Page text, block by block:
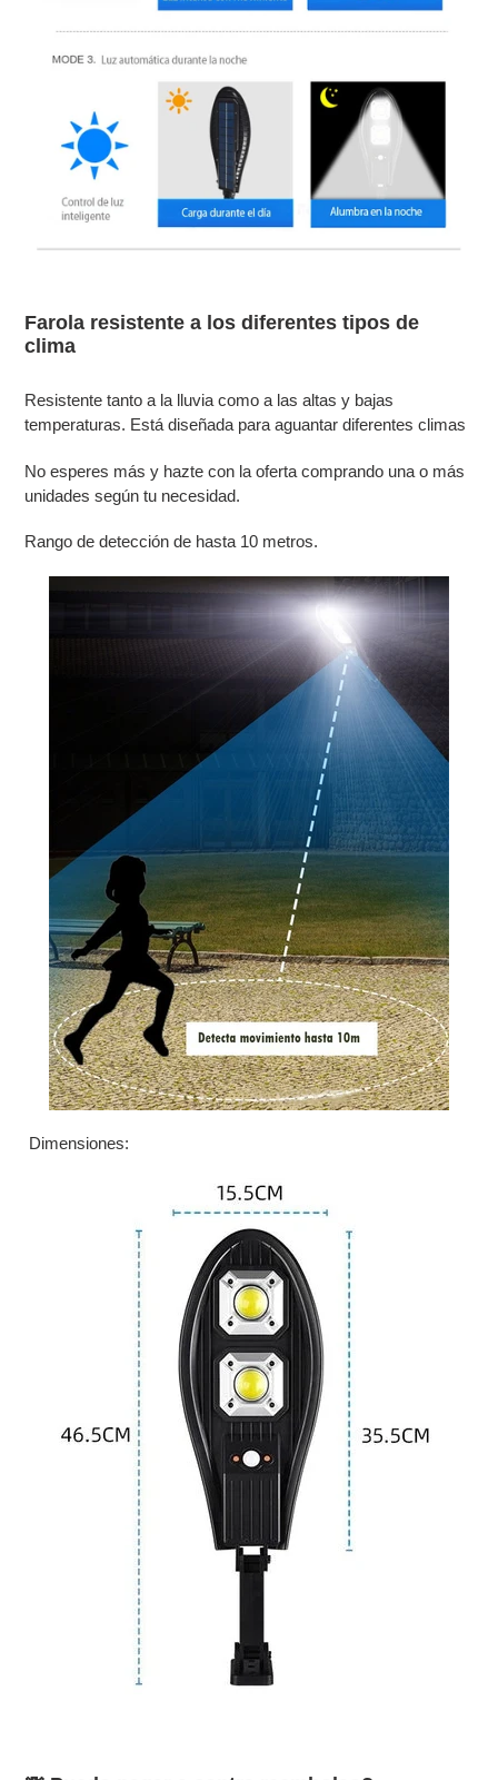
Farola resistente a los diferentes tipos de
clima
Resistente tanto a la lluvia como a las altas y bajas
temperaturas. Está diseñada para aguantar diferentes climas
No esperes más y hazte con la oferta comprando una o más
unidades según tu necesidad.
Rango de detección de hasta 10 metros.
Dimensiones: